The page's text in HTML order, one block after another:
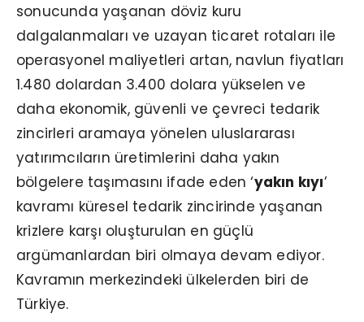
sonucunda yaşanan döviz kuru
dalgalanmaları ve uzayan ticaret rotaları ile
operasyonel maliyetleri artan, navlun fiyatları
1.480 dolardan 3.400 dolara yükselen ve
daha ekonomik, güvenli ve çevreci tedarik
zincirleri aramaya yönelen uluslararası
yatırımcıların üretimlerini daha yakın
bölgelere taşımasını ifade eden ‘yakın kıyı’
kavramı küresel tedarik zincirinde yaşanan
krizlere karşı oluşturulan en güçlü
argümanlardan biri olmaya devam ediyor.
Kavramın merkezindeki ülkelerden biri de
Türkiye.